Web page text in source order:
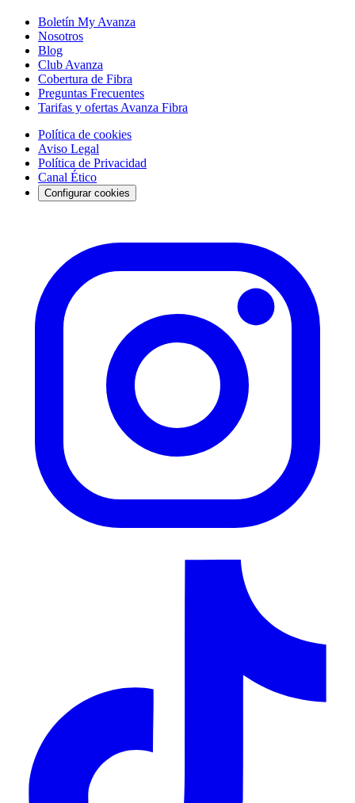
Boletín My Avanza
Nosotros
Blog
Club Avanza
Cobertura de Fibra
Preguntas Frecuentes
Tarifas y ofertas Avanza Fibra
Política de cookies
Aviso Legal
Política de Privacidad
Canal Ético
Configurar cookies